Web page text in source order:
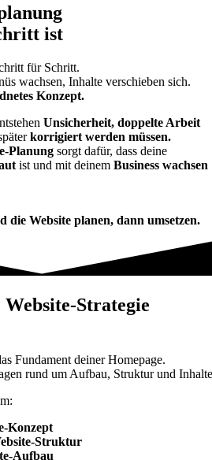
ist
für Schritt.
wachsen, Inhalte verschieben sich.
Konzept.
Unsicherheit, doppelte Arbeit
korrigiert werden müssen.
Planung sorgt dafür, dass deine
ist und mit deinem Business wachsen
die Website planen, dann umsetzen.
Website-Strategie
Fundament deiner Homepage.
rund um Aufbau, Struktur und
Konzept
Struktur
Aufbau